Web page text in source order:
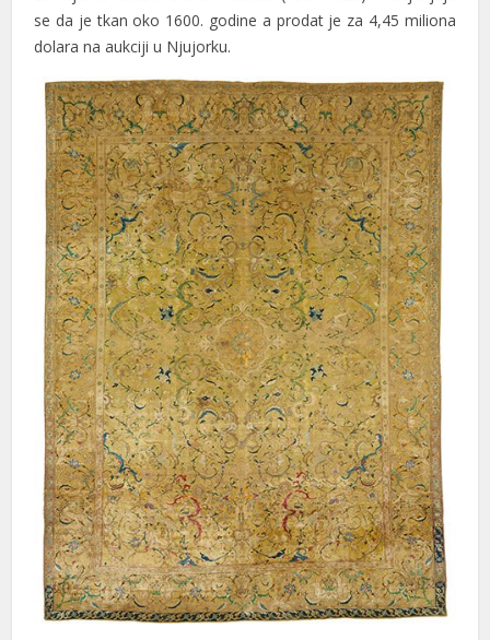
panel
panel
panel
Panel
panel
panel
Hacklink
se da je tkan oko 1600. godine a prodat je za 4,45 miliona
dolara na aukciji u Njujorku.